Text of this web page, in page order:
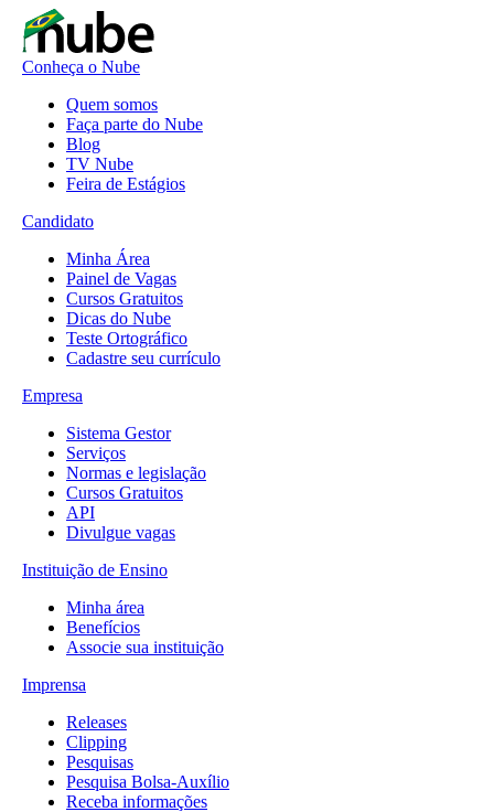
Conheça o Nube
Quem somos
Faça parte do Nube
Blog
TV Nube
Feira de Estágios
Candidato
Minha Área
Painel de Vagas
Cursos Gratuitos
Dicas do Nube
Teste Ortográfico
Cadastre seu currículo
Empresa
Sistema Gestor
Serviços
Normas e legislação
Cursos Gratuitos
API
Divulgue vagas
Instituição de Ensino
Minha área
Benefícios
Associe sua instituição
Imprensa
Releases
Clipping
Pesquisas
Pesquisa Bolsa-Auxílio
Receba informações